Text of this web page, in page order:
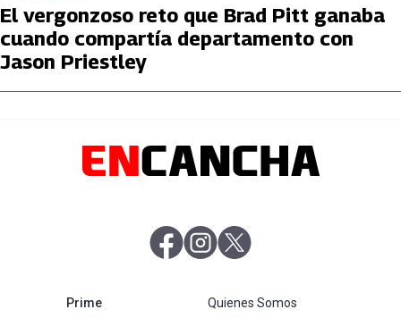
El vergonzoso reto que Brad Pitt ganaba
cuando compartía departamento con
Jason Priestley
abre en nueva pestaña
abre en nueva pestaña
Primeabre en nueva pestañaQuienes Somos